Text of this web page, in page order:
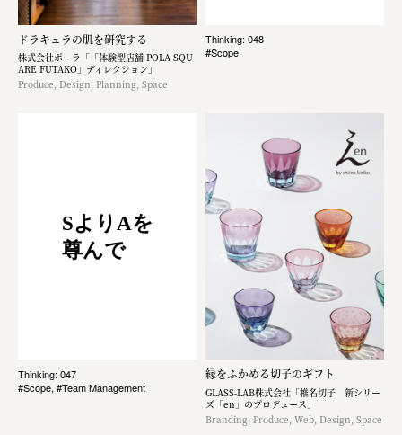
ドラキュラの肌を研究する
株式会社ポーラ「「体験型店舗 POLA SQU
ARE FUTAKO」ディレクション」
Produce, Design, Planning, Space
Thinking: 048
#Scope
SよりAを
尊んで
Thinking: 047
#Scope, #Team Management
縁をふかめる切子のギフト
GLASS-LAB株式会社「椎名切子 新シリー
ズ「en」のプロデュース」
Branding, Produce, Web, Design, Space